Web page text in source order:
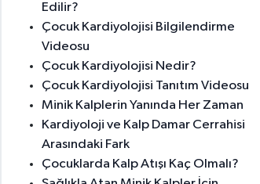
Edilir?
Çocuk Kardiyolojisi Bilgilendirme
Videosu
Çocuk Kardiyolojisi Nedir?
Çocuk Kardiyolojisi Tanıtım Videosu
Minik Kalplerin Yanında Her Zaman
Kardiyoloji ve Kalp Damar Cerrahisi
Arasındaki Fark
Çocuklarda Kalp Atışı Kaç Olmalı?